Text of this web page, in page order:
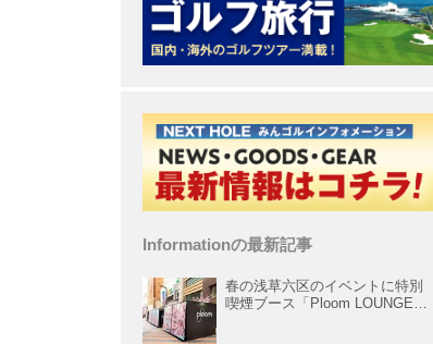
Informationの最新記事
春の浅草六区のイベントに特別
喫煙ブース「Ploom LOUNGE」